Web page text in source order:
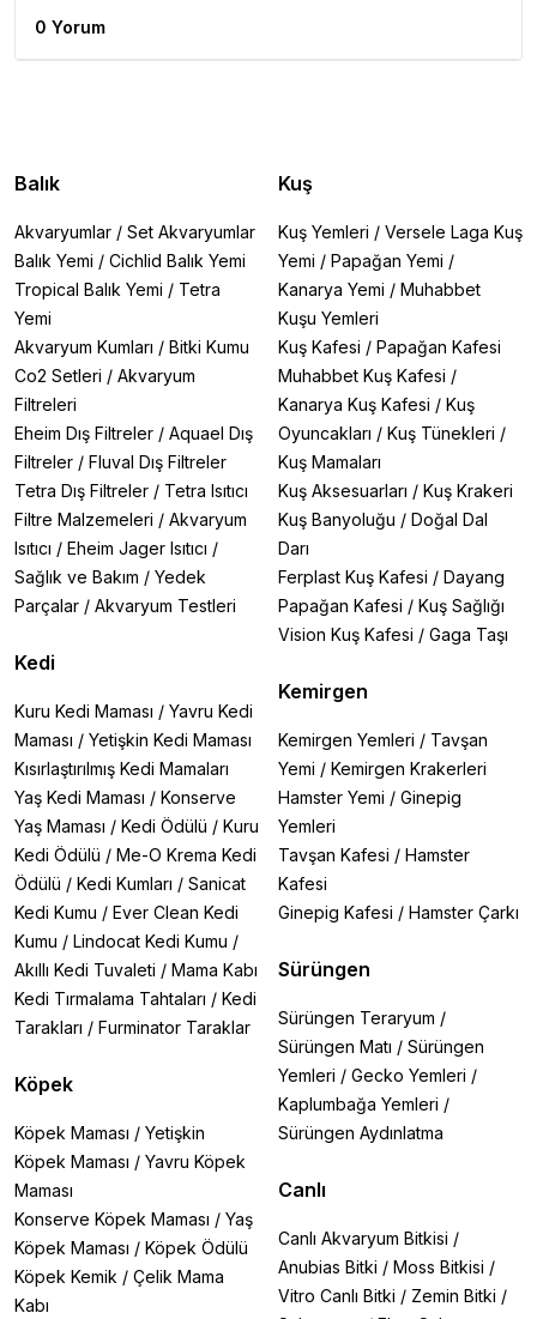
0 Yorum
Balık
Akvaryumlar / Set Akvaryumlar
Balık Yemi / Cichlid Balık Yemi
Tropical Balık Yemi / Tetra
Yemi
Akvaryum Kumları / Bitki Kumu
Co2 Setleri / Akvaryum
Filtreleri
Eheim Dış Filtreler / Aquael Dış
Filtreler / Fluval Dış Filtreler
Tetra Dış Filtreler / Tetra Isıtıcı
Filtre Malzemeleri / Akvaryum
Isıtıcı / Eheim Jager Isıtıcı /
Sağlık ve Bakım / Yedek
Parçalar / Akvaryum Testleri
Kedi
Kuru Kedi Maması / Yavru Kedi
Maması / Yetişkin Kedi Maması
Kısırlaştırılmış Kedi Mamaları
Yaş Kedi Maması / Konserve
Yaş Maması / Kedi Ödülü / Kuru
Kedi Ödülü / Me-O Krema Kedi
Ödülü / Kedi Kumları / Sanicat
Kedi Kumu / Ever Clean Kedi
Kumu / Lindocat Kedi Kumu /
Akıllı Kedi Tuvaleti / Mama Kabı
Kedi Tırmalama Tahtaları / Kedi
Tarakları / Furminator Taraklar
Köpek
Köpek Maması / Yetişkin
Köpek Maması / Yavru Köpek
Maması
Konserve Köpek Maması / Yaş
Köpek Maması / Köpek Ödülü
Köpek Kemik / Çelik Mama
Kabı
Kuş
Kuş Yemleri / Versele Laga Kuş
Yemi / Papağan Yemi /
Kanarya Yemi / Muhabbet
Kuşu Yemleri
Kuş Kafesi / Papağan Kafesi
Muhabbet Kuş Kafesi /
Kanarya Kuş Kafesi / Kuş
Oyuncakları / Kuş Tünekleri /
Kuş Mamaları
Kuş Aksesuarları / Kuş Krakeri
Kuş Banyoluğu / Doğal Dal
Darı
Ferplast Kuş Kafesi / Dayang
Papağan Kafesi / Kuş Sağlığı
Vision Kuş Kafesi / Gaga Taşı
Kemirgen
Kemirgen Yemleri / Tavşan
Yemi / Kemirgen Krakerleri
Hamster Yemi / Ginepig
Yemleri
Tavşan Kafesi / Hamster
Kafesi
Ginepig Kafesi / Hamster Çarkı
Sürüngen
Sürüngen Teraryum /
Sürüngen Matı / Sürüngen
Yemleri / Gecko Yemleri /
Kaplumbağa Yemleri /
Sürüngen Aydınlatma
Canlı
Canlı Akvaryum Bitkisi /
Anubias Bitki / Moss Bitkisi /
Vitro Canlı Bitki / Zemin Bitki /